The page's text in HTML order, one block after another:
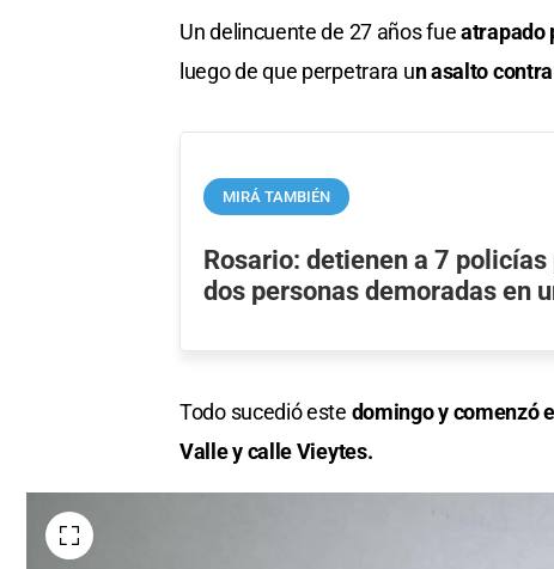
Un delincuente de 27 años fueatrapado
luego de que perpetrara un asalto
MIRÁ TAMBIÉN
Rosario: detienen a 7
dos personas demoradas en
Todo sucedió este domingo y comenzó
Valle y calle Vieytes.